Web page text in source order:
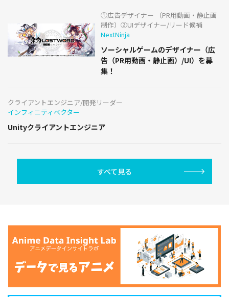
①広告デザイナー （PR用動画・静止画
制作）②UIデザイナー/リード候補
NextNinja
ソーシャルゲームのデザイナー（広
告（PR用動画・静止画）/UI）を募
集！
クライアントエンジニア/開発リーダー
インフィニティベクター
Unityクライアントエンジニア
すべて見る